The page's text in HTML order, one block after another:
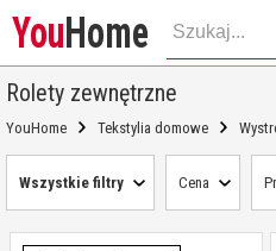
YouHome
Rolety zewnętrzne
YouHome Tekstylia domowe
Wszystkie filtry Cena